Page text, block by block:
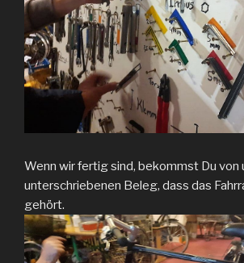
Wenn wir fertig sind, bekommst Du von
unterschriebenen Beleg, dass das
gehört.